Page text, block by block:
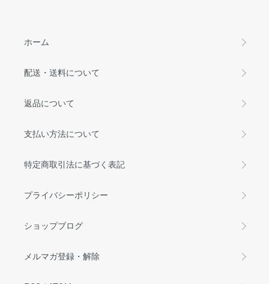
ホーム
配送・送料について
返品について
支払い方法について
特定商取引法に基づく表記
プライバシーポリシー
ショップブログ
メルマガ登録・解除